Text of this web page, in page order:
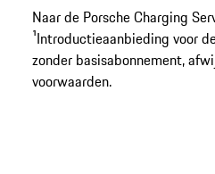
Naar de Porsche Charging
¹Introductieaanbieding voor
zonder basisabonnement,
voorwaarden.